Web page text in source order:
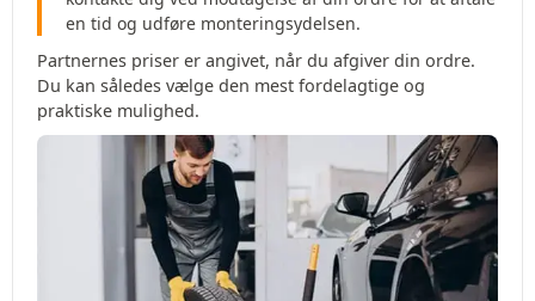
en tid og udføre monteringsydelsen.
Partnernes priser er angivet, når du afgiver din ordre.
Du kan således vælge den mest fordelagtige og
praktiske mulighed.